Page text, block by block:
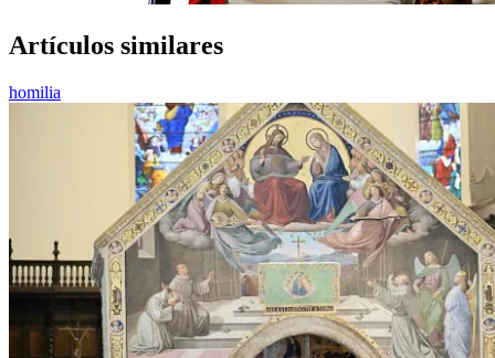
Artículos similares
homilia